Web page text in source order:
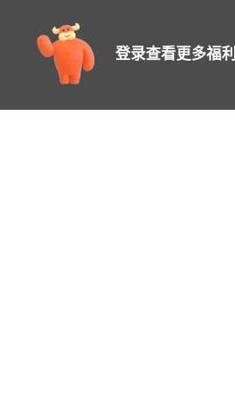
登录查看更多福